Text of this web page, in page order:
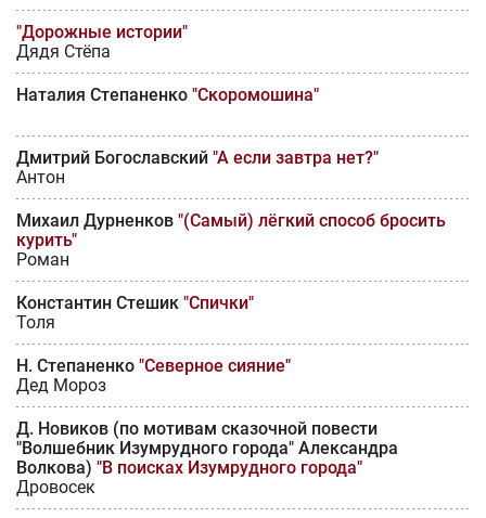
"Дорожные истории"
Дядя Стёпа
Наталия Степаненко "Скоромошина"
Дмитрий Богославский "А если завтра нет?"
Антон
Михаил Дурненков "(Самый) лёгкий способ бросить
курить"
Роман
Константин Стешик "Спички"
Толя
Н. Степаненко "Северное сияние"
Дед Мороз
Д. Новиков (по мотивам сказочной повести
"Волшебник Изумрудного города" Александра
Волкова) "В поисках Изумрудного города"
Дровосек